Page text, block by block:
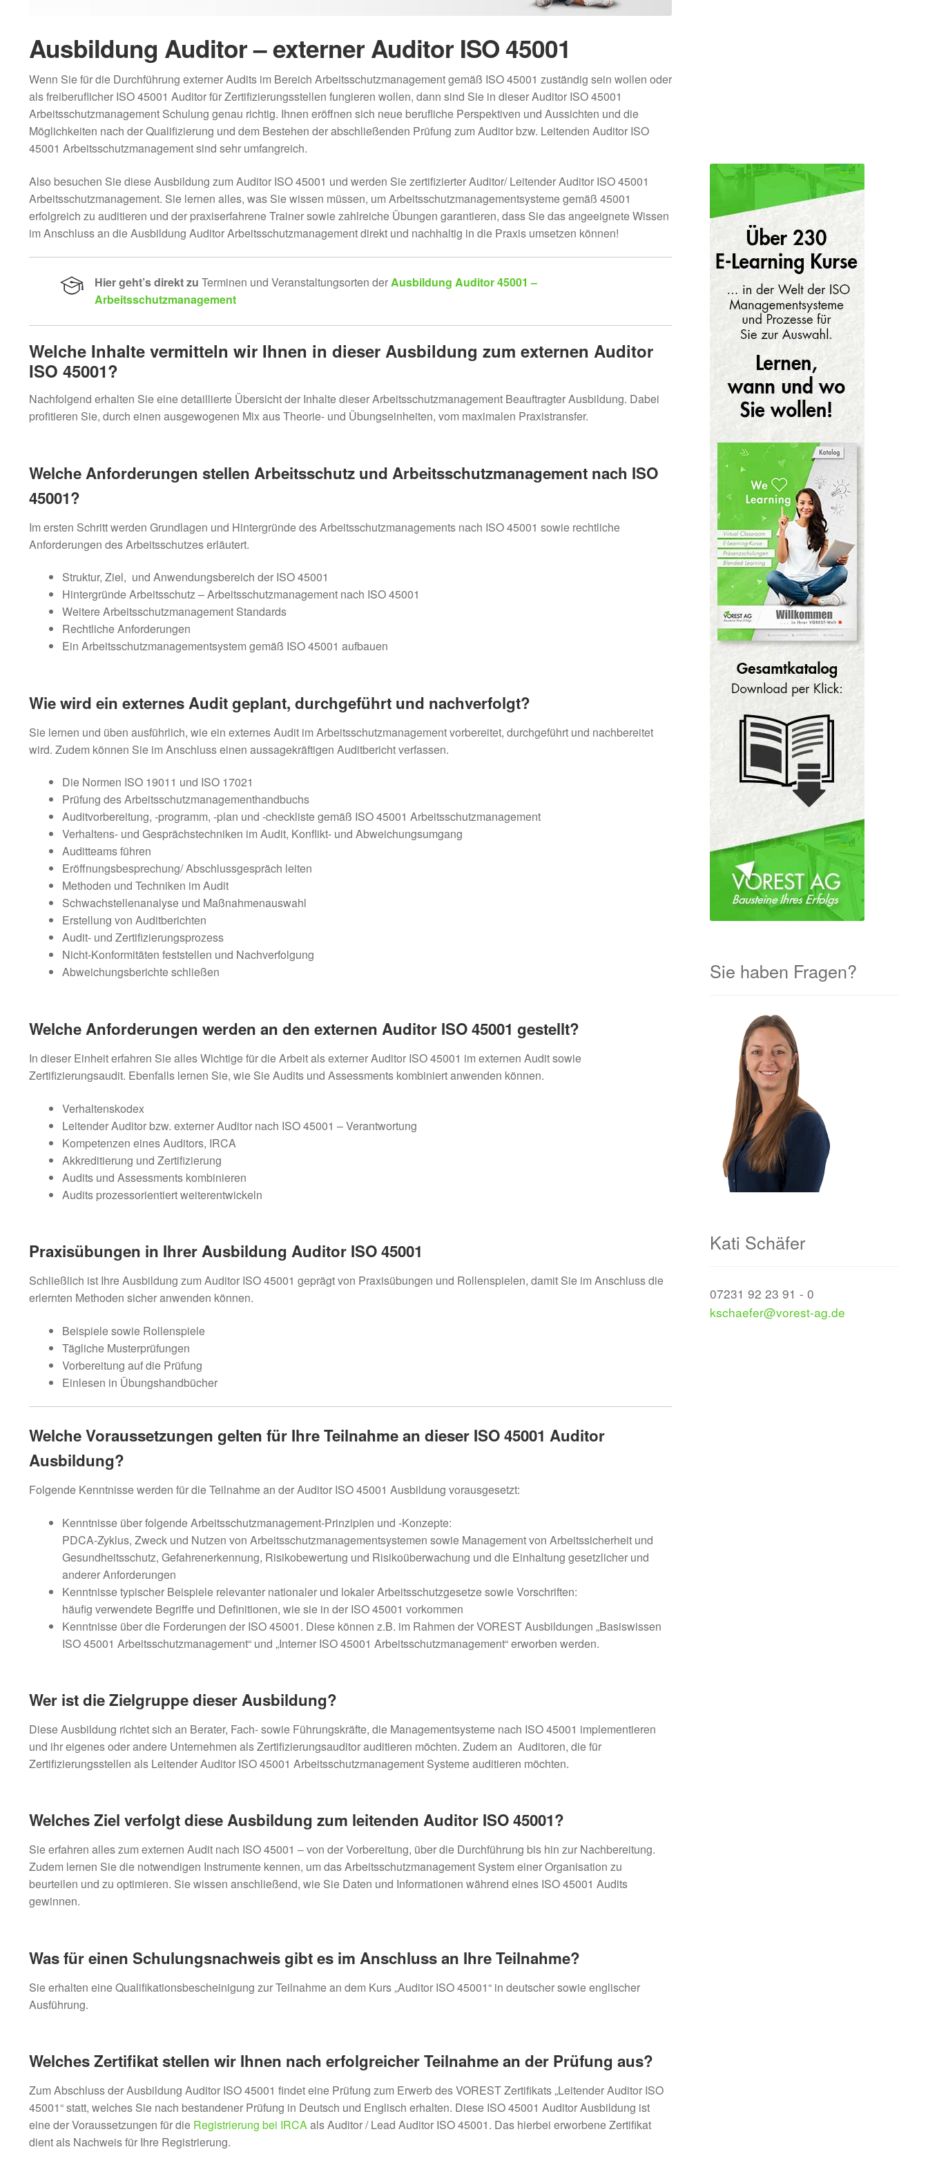
Ausbildung Auditor – externer Auditor ISO 45001
Wenn Sie für die Durchführung externer Audits im Bereich Arbeitsschutzmanagement gemäß ISO 45001 zuständig sein wollen oder
als freiberuflicher ISO 45001 Auditor für Zertifizierungsstellen fungieren wollen, dann sind Sie in dieser Auditor ISO 45001
Arbeitsschutzmanagement Schulung genau richtig. Ihnen eröffnen sich neue berufliche Perspektiven und Aussichten und die
Möglichkeiten nach der Qualifizierung und dem Bestehen der abschließenden Prüfung zum Auditor bzw. Leitenden Auditor ISO
45001 Arbeitsschutzmanagement sind sehr umfangreich.
Also besuchen Sie diese Ausbildung zum Auditor ISO 45001 und werden Sie zertifizierter Auditor/ Leitender Auditor ISO 45001
Arbeitsschutzmanagement. Sie lernen alles, was Sie wissen müssen, um Arbeitsschutzmanagementsysteme gemäß 45001
erfolgreich zu auditieren und der praxiserfahrene Trainer sowie zahlreiche Übungen garantieren, dass Sie das angeeignete Wissen
im Anschluss an die Ausbildung Auditor Arbeitsschutzmanagement direkt und nachhaltig in die Praxis umsetzen können!
Hier geht’s direkt zu Terminen und Veranstaltungsorten derAusbildung Auditor 45001 –
Arbeitsschutzmanagement
Welche Inhalte vermitteln wir Ihnen in dieser Ausbildung zum externen Auditor
ISO 45001?
Nachfolgend erhalten Sie eine detaillierte Übersicht der Inhalte dieser Arbeitsschutzmanagement Beauftragter Ausbildung. Dabei
profitieren Sie, durch einen ausgewogenen Mix aus Theorie- und Übungseinheiten, vom maximalen Praxistransfer.
Welche Anforderungen stellen Arbeitsschutz und Arbeitsschutzmanagement nach ISO
45001?
Im ersten Schritt werden Grundlagen und Hintergründe des Arbeitsschutzmanagements nach ISO 45001 sowie rechtliche
Anforderungen des Arbeitsschutzes erläutert.
Struktur, Ziel, und Anwendungsbereich der ISO 45001
Hintergründe Arbeitsschutz – Arbeitsschutzmanagement nach ISO 45001
Weitere Arbeitsschutzmanagement Standards
Rechtliche Anforderungen
Ein Arbeitsschutzmanagementsystem gemäß ISO 45001 aufbauen
Wie wird ein externes Audit geplant, durchgeführt und nachverfolgt?
Sie lernen und üben ausführlich, wie ein externes Audit im Arbeitsschutzmanagement vorbereitet, durchgeführt und nachbereitet
wird. Zudem können Sie im Anschluss einen aussagekräftigen Auditbericht verfassen.
Die Normen ISO 19011 und ISO 17021
Prüfung des Arbeitsschutzmanagementhandbuchs
Auditvorbereitung, -programm, -plan und -checkliste gemäß ISO 45001 Arbeitsschutzmanagement
Verhaltens- und Gesprächstechniken im Audit, Konflikt- und Abweichungsumgang
Auditteams führen
Eröffnungsbesprechung/ Abschlussgespräch leiten
Methoden und Techniken im Audit
Schwachstellenanalyse und Maßnahmenauswahl
Erstellung von Auditberichten
Audit- und Zertifizierungsprozess
Nicht-Konformitäten feststellen und Nachverfolgung
Abweichungsberichte schließen
Welche Anforderungen werden an den externen Auditor ISO 45001 gestellt?
In dieser Einheit erfahren Sie alles Wichtige für die Arbeit als externer Auditor ISO 45001 im externen Audit sowie
Zertifizierungsaudit. Ebenfalls lernen Sie, wie Sie Audits und Assessments kombiniert anwenden können.
Verhaltenskodex
Leitender Auditor bzw. externer Auditor nach ISO 45001 – Verantwortung
Kompetenzen eines Auditors, IRCA
Akkreditierung und Zertifizierung
Audits und Assessments kombinieren
Audits prozessorientiert weiterentwickeln
Praxisübungen in Ihrer Ausbildung Auditor ISO 45001
Schließlich ist Ihre Ausbildung zum Auditor ISO 45001 geprägt von Praxisübungen und Rollenspielen, damit Sie im Anschluss die
erlernten Methoden sicher anwenden können.
Beispiele sowie Rollenspiele
Tägliche Musterprüfungen
Vorbereitung auf die Prüfung
Einlesen in Übungshandbücher
Welche Voraussetzungen gelten für Ihre Teilnahme an dieser ISO 45001 Auditor
Ausbildung?
Folgende Kenntnisse werden für die Teilnahme an der Auditor ISO 45001 Ausbildung vorausgesetzt:
Kenntnisse über folgende Arbeitsschutzmanagement-Prinzipien und -Konzepte:
PDCA-Zyklus, Zweck und Nutzen von Arbeitsschutzmanagementsystemen sowie Management von Arbeitssicherheit und
Gesundheitsschutz, Gefahrenerkennung, Risikobewertung und Risikoüberwachung und die Einhaltung gesetzlicher und
anderer Anforderungen
Kenntnisse typischer Beispiele relevanter nationaler und lokaler Arbeitsschutzgesetze sowie Vorschriften:
häufig verwendete Begriffe und Definitionen, wie sie in der ISO 45001 vorkommen
Kenntnisse über die Forderungen der ISO 45001. Diese können z.B. im Rahmen der VOREST Ausbildungen „Basiswissen
ISO 45001 Arbeitsschutzmanagement“ und „Interner ISO 45001 Arbeitsschutzmanagement“ erworben werden.
Wer ist die Zielgruppe dieser Ausbildung?
Diese Ausbildung richtet sich an Berater, Fach- sowie Führungskräfte, die Managementsysteme nach ISO 45001 implementieren
und ihr eigenes oder andere Unternehmen als Zertifizierungsauditor auditieren möchten. Zudem an Auditoren, die für
Zertifizierungsstellen als Leitender Auditor ISO 45001 Arbeitsschutzmanagement Systeme auditieren möchten.
Welches Ziel verfolgt diese Ausbildung zum leitenden Auditor ISO 45001?
Sie erfahren alles zum externen Audit nach ISO 45001 – von der Vorbereitung, über die Durchführung bis hin zur Nachbereitung.
Zudem lernen Sie die notwendigen Instrumente kennen, um das Arbeitsschutzmanagement System einer Organisation zu
beurteilen und zu optimieren. Sie wissen anschließend, wie Sie Daten und Informationen während eines ISO 45001 Audits
gewinnen.
Was für einen Schulungsnachweis gibt es im Anschluss an Ihre Teilnahme?
Sie erhalten eine Qualifikationsbescheinigung zur Teilnahme an dem Kurs „Auditor ISO 45001“ in deutscher sowie englischer
Ausführung.
Welches Zertifikat stellen wir Ihnen nach erfolgreicher Teilnahme an der Prüfung aus?
Zum Abschluss der Ausbildung Auditor ISO 45001 findet eine Prüfung zum Erwerb des VOREST Zertifikats „Leitender Auditor ISO
45001“ statt, welches Sie nach bestandener Prüfung in Deutsch und Englisch erhalten. Diese ISO 45001 Auditor Ausbildung ist
eine der Voraussetzungen für die Registrierung bei IRCAals Auditor / Lead Auditor ISO 45001. Das hierbei erworbene Zertifikat
dient als Nachweis für Ihre Registrierung.
Sie haben Fragen?
Kati Schäfer
07231 92 23 91 - 0
kschaefer@vorest-ag.de